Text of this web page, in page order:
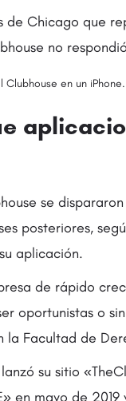
Chicago que
no
Clubhouse en un
se
posteriores,
aplicación.
de rápido
oportunistas o
la Facultad de
su sitio
en mayo de